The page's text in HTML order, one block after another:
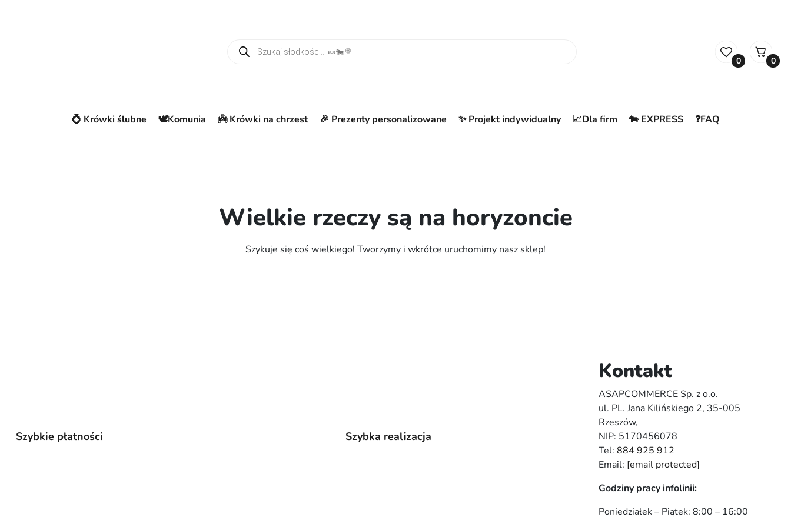
0 0
💍 Krówki ślubne 🕊️Komunia 👼 Krówki na chrzest 🎉 Prezenty personalizowane ✨ Projekt indywidualny 📈Dla firm 🐄 EXPRESS ❓FAQ
Wielkie rzeczy są na horyzoncie
Szykuje się coś wielkiego! Tworzymy i wkrótce uruchomimy nasz sklep!
Szybkie płatności Szybka realizacja
Kontakt
ASAPCOMMERCE Sp. z o.o.
ul. PL. Jana Kilińskiego 2, 35-005
Rzeszów,
NIP: 5170456078
Tel: 884 925 912
Email: [email protected]
Godziny pracy infolinii:
Poniedziałek – Piątek: 8:00 – 16:00